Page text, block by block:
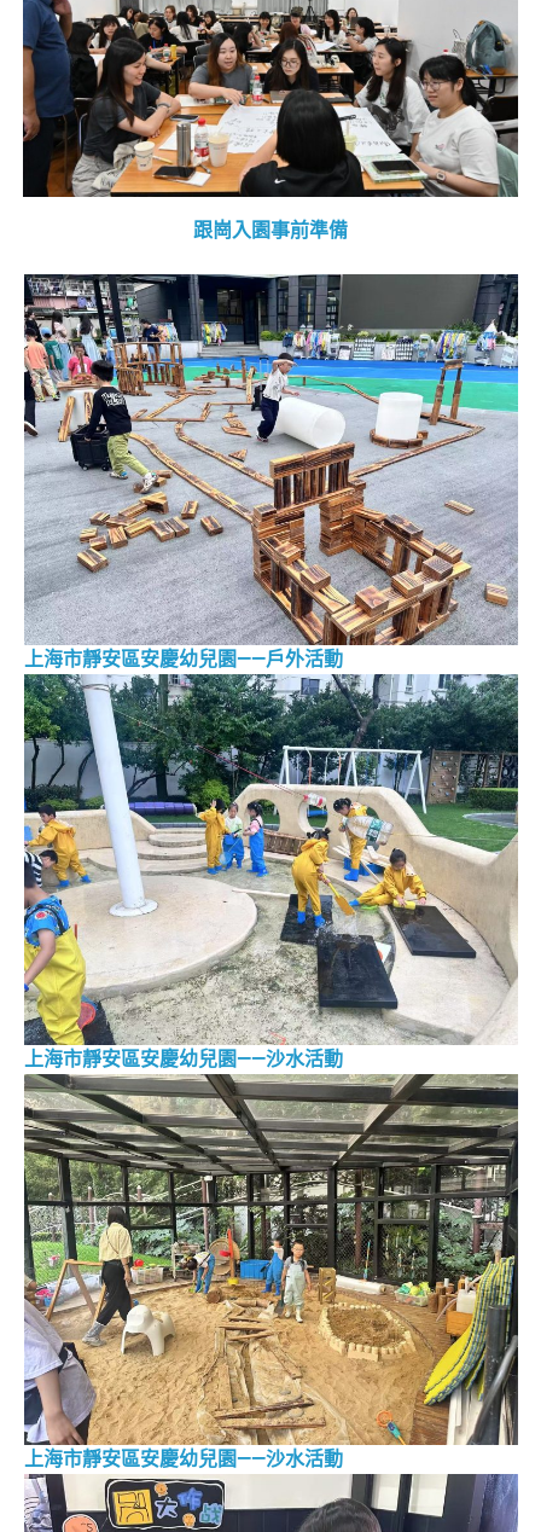
跟崗入園事前準備
上海市靜安區安慶幼兒園——戶外活動
上海市靜安區安慶幼兒園——沙水活動
上海市靜安區安慶幼兒園——沙水活動